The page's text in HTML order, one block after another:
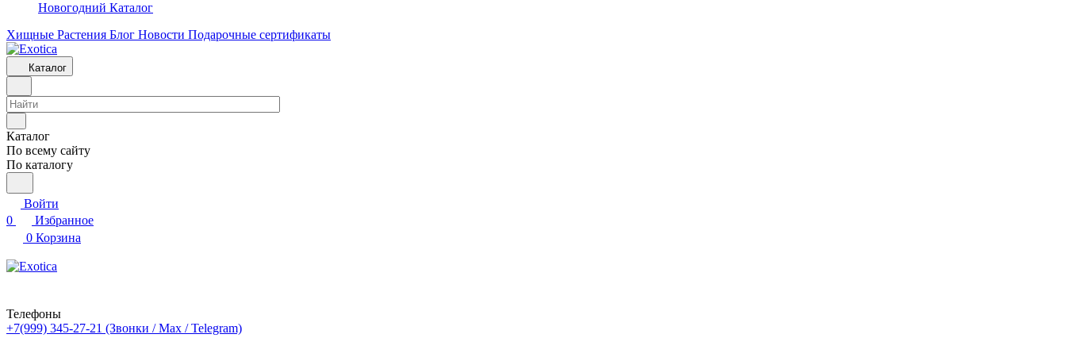
Новогодний Каталог
Хищные Растения Блог Новости Подарочные сертификаты
Каталог
Каталог
По всему сайту
По каталогу
Войти
0
Избранное
0 Корзина
Телефоны
+7(999) 345-27-21 (Звонки / Max / Telegram)